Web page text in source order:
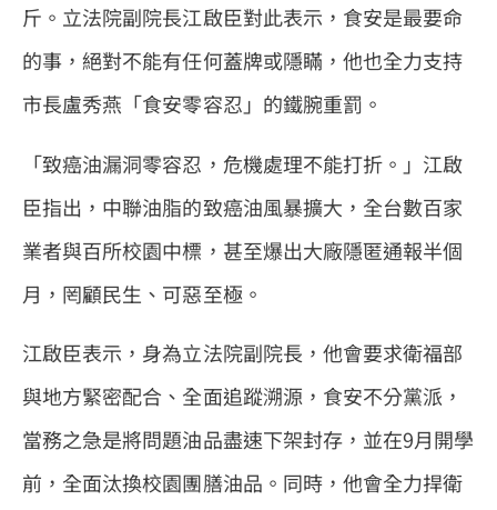
斤。立法院副院長江啟臣對此表示，食安是最要命
的事，絕對不能有任何蓋牌或隱瞞，他也全力支持
市長盧秀燕「食安零容忍」的鐵腕重罰。
「致癌油漏洞零容忍，危機處理不能打折。」江啟
臣指出，中聯油脂的致癌油風暴擴大，全台數百家
業者與百所校園中標，甚至爆出大廠隱匿通報半個
月，罔顧民生、可惡至極。
江啟臣表示，身為立法院副院長，他會要求衛福部
與地方緊密配合、全面追蹤溯源，食安不分黨派，
當務之急是將問題油品盡速下架封存，並在9月開學
前，全面汰換校園團膳油品。同時，他會全力捍衛